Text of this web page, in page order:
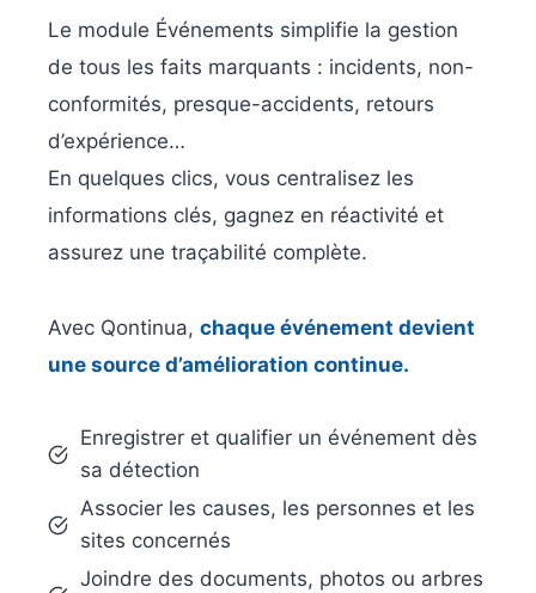
Le module Événements simplifie la gestion
de tous les faits marquants : incidents, non-
conformités, presque-accidents, retours
d’expérience…
En quelques clics, vous centralisez les
informations clés, gagnez en réactivité et
assurez une traçabilité complète.
Avec Qontinua, chaque événement devient
une source d’amélioration continue.
Enregistrer et qualifier un événement dès
sa détection
Associer les causes, les personnes et les
sites concernés
Joindre des documents, photos ou arbres